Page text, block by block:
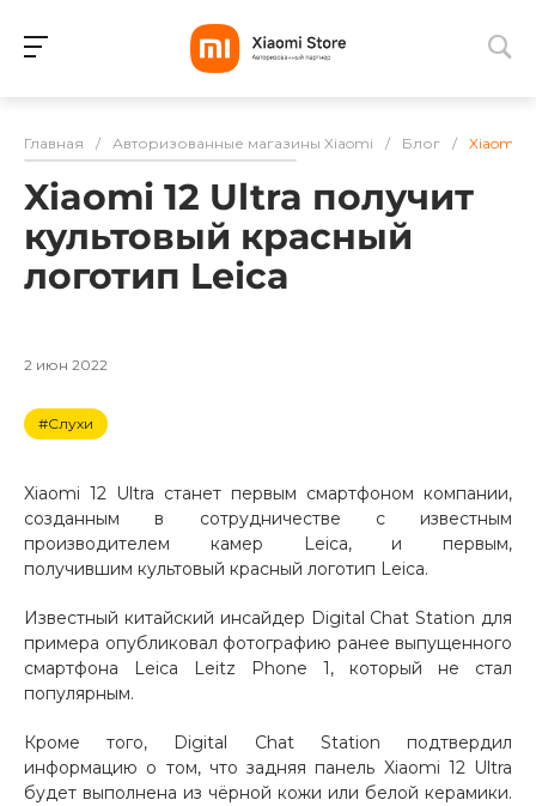
Разбейте
оплатуна части
без переплат
График платежей
Сегодня
Добавляйте товары
в корзину
Оплачивайте сегодня только
Получайте товар
Главная / Авторизованные магазины Xiaomi / Блог / Xiaomi
Xiaomi 12 Ultra получит
культовый красный
логотип Leica
2 июн 2022
#Слухи
Xiaomi 12 Ultra станет первым смартфоном компании,
созданным в сотрудничестве с известным
производителем камер Leica, и первым,
получившим культовый красный логотип Leica.
Известный китайский инсайдер Digital Chat Station для
примера опубликовал фотографию ранее выпущенного
смартфона Leica Leitz Phone 1, который не стал
популярным.
Кроме того, Digital Chat Station подтвердил
информацию о том, что задняя панель Xiaomi 12 Ultra
будет выполнена из чёрной кожи или белой керамики.